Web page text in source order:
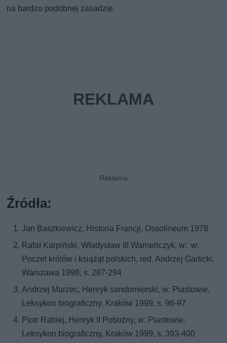
na bardzo podobnej zasadzie.
Źródła:
Jan Baszkiewicz, Historia Francji, Ossolineum 1978
Rafał Karpiński, Władysław III Warneńczyk, w: w:
Poczet królów i książąt polskich, red. Andrzej Garlicki,
Warszawa 1998, s. 287-294
Andrzej Marzec, Henryk sandomierski, w: Piastowie.
Leksykon biograficzny, Kraków 1999, s. 96-97
Piotr Rabiej, Henryk II Pobożny, w: Piastowie.
Leksykon biograficzny, Kraków 1999, s. 393-400